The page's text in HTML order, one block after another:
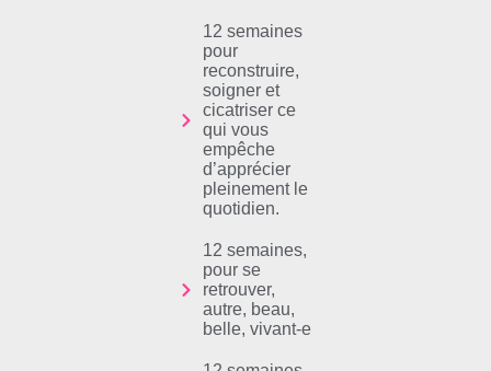
12 semaines
pour
reconstruire,
soigner et
cicatriser ce
qui vous
empêche
d’apprécier
pleinement le
quotidien.
12 semaines,
pour se
retrouver,
autre, beau,
belle, vivant-e